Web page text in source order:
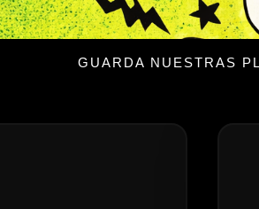
GUARDA NUESTRAS